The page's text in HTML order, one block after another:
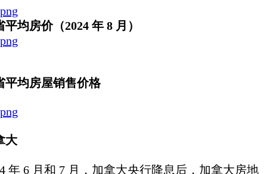
平均房价（2024 年 8 月）
平均房屋销售价格
大
年 6 月和 7 月，加拿大央行降息后，加拿大房地